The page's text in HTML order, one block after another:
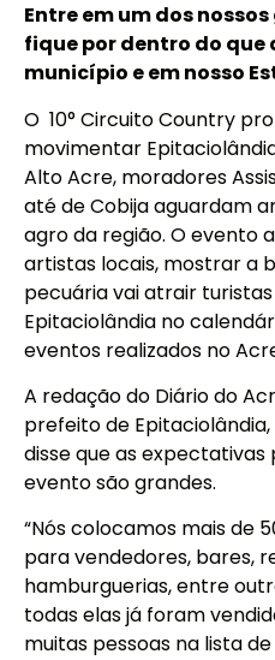
Entre em um dos
fique por dentro do que
município e em nosso
O 10° Circuito Country
movimentar
Alto Acre, moradores
até de Cobija aguardam
agro da região. O evento
artistas locais, mostrar a
pecuária vai atrair
Epitaciolândia no
eventos realizados no
A redação do Diário do
prefeito de Epitaciolândia,
disse que as
evento são grandes.
“Nós colocamos mais de
para vendedores, bares,
hamburguerias, entre
todas elas já foram
muitas pessoas na lista